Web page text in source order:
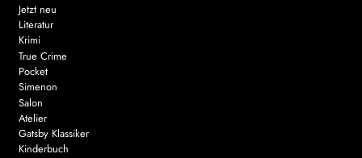
Jetzt neu
Literatur
Krimi
True Crime
Pocket
Simenon
Salon
Atelier
Gatsby Klassiker
Kinderbuch